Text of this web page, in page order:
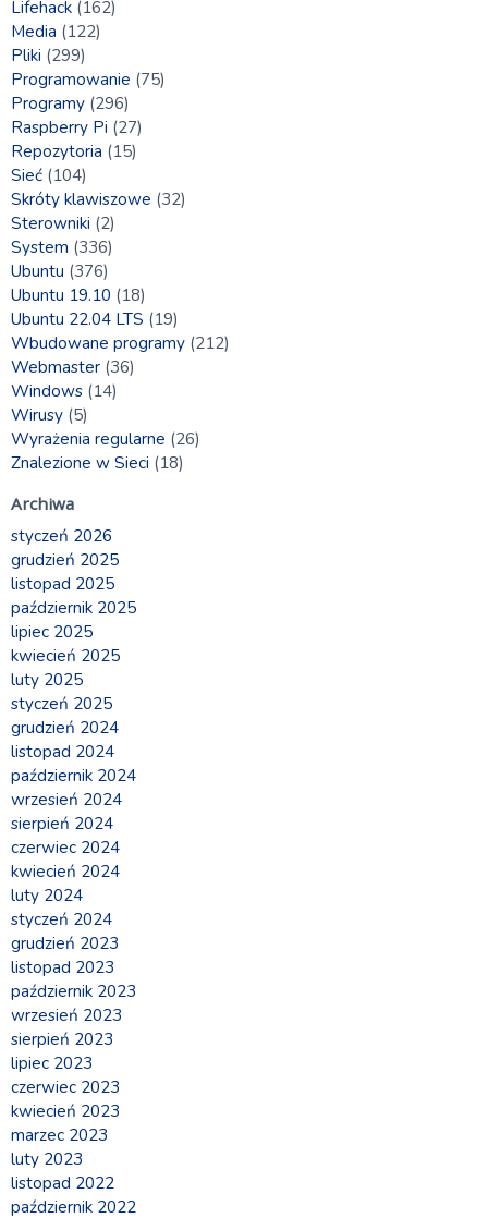
Lifehack (162)
Media (122)
Pliki (299)
Programowanie (75)
Programy (296)
Raspberry Pi (27)
Repozytoria (15)
Sieć (104)
Skróty klawiszowe (32)
Sterowniki (2)
System (336)
Ubuntu (376)
Ubuntu 19.10 (18)
Ubuntu 22.04 LTS (19)
Wbudowane programy (212)
Webmaster (36)
Windows (14)
Wirusy (5)
Wyrażenia regularne (26)
Znalezione w Sieci (18)
Archiwa
styczeń 2026
grudzień 2025
listopad 2025
październik 2025
lipiec 2025
kwiecień 2025
luty 2025
styczeń 2025
grudzień 2024
listopad 2024
październik 2024
wrzesień 2024
sierpień 2024
czerwiec 2024
kwiecień 2024
luty 2024
styczeń 2024
grudzień 2023
listopad 2023
październik 2023
wrzesień 2023
sierpień 2023
lipiec 2023
czerwiec 2023
kwiecień 2023
marzec 2023
luty 2023
listopad 2022
październik 2022